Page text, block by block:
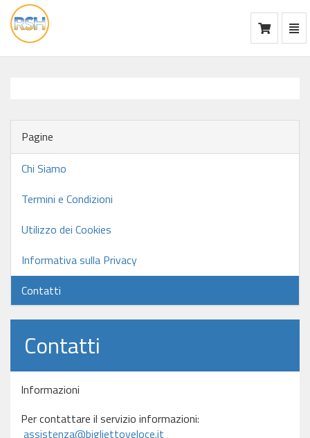
vai
alla
Pagine
Chi Siamo
Termini e Condizioni
Utilizzo dei Cookies
Informativa sulla Privacy
Contatti
Contatti
Informazioni
Per contattare il servizio informazioni:
assistenza@bigliettoveloce.it